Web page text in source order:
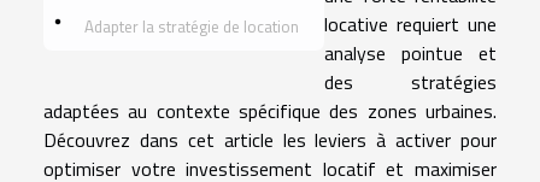
Adapter la stratégie de location
locative requiert une
analyse pointue et
des stratégies
adaptées au contexte spécifique des zones urbaines.
Découvrez dans cet article les leviers à activer pour
optimiser votre investissement locatif et maximiser